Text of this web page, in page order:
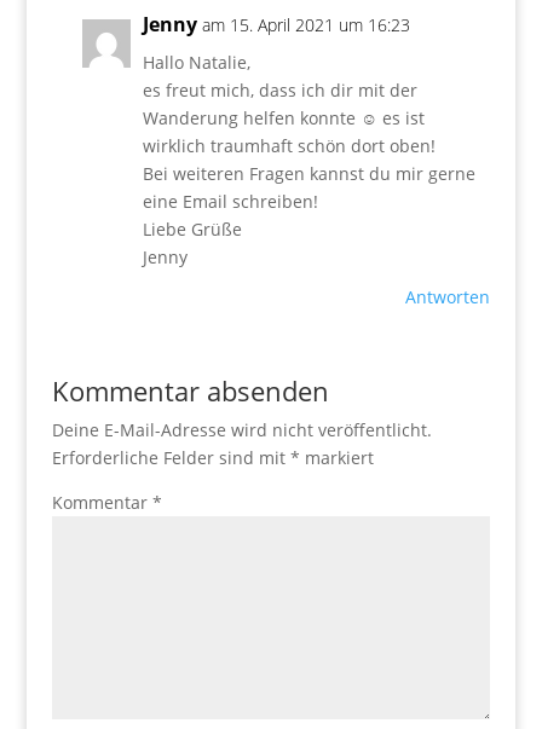
Jenny am 15. April 2021 um 16:23
Hallo Natalie,
es freut mich, dass ich dir mit der
Wanderung helfen konnte ☺️ es ist
wirklich traumhaft schön dort oben!
Bei weiteren Fragen kannst du mir gerne
eine Email schreiben!
Liebe Grüße
Jenny
Antworten
Kommentar absenden
Deine E-Mail-Adresse wird nicht veröffentlicht.
Erforderliche Felder sind mit * markiert
Kommentar *